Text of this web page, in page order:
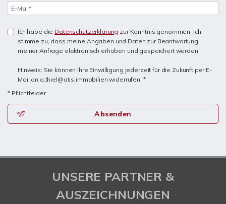
Ich habe die Datenschutzerklärung zur Kenntnis genommen. Ich
stimme zu, dass meine Angaben und Daten zur Beantwortung
meiner Anfrage elektronisch erhoben und gespeichert werden.
Hinweis: Sie können Ihre Einwilligung jederzeit für die Zukunft per E-
Mail an a.thiel@atis.immobilien widerrufen. *
* Pflichtfelder
Absenden
UNSERE PARTNER &
AUSZEICHNUNGEN